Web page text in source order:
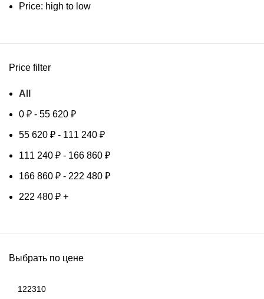
Price: high to low
Price filter
All
0 ₽ - 55 620 ₽
55 620 ₽ - 111 240 ₽
111 240 ₽ - 166 860 ₽
166 860 ₽ - 222 480 ₽
222 480 ₽ +
Выбрать по цене